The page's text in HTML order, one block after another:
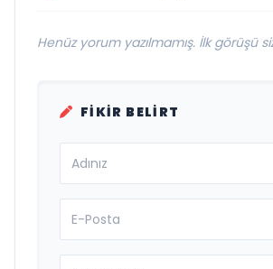
Henüz yorum yazılmamış. İlk görüşü
FIKIR BELIRT